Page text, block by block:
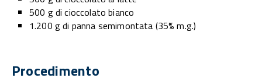
500 g di cioccolato bianco
1.200 g di panna semimontata (35% m.g.)
Procedimento